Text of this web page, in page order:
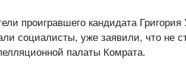
проигравшего кандидата Григория
социалисты, уже заявили, что не
палаты Комрата.